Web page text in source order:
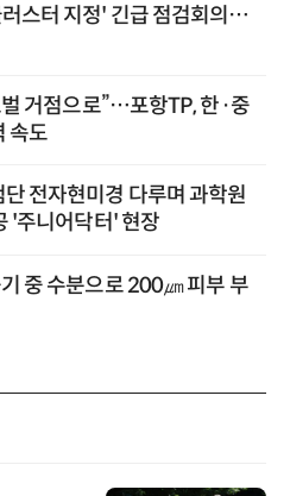
스터 지정' 긴급 점검회의…
거점으로”…포항TP, 한·중
속도
전자현미경 다루며 과학원
'주니어닥터' 현장
중 수분으로 200㎛ 피부 부